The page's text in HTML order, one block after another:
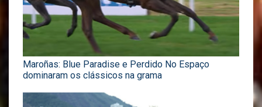
Maroñas: Blue Paradise e Perdido No Espaço
dominaram os clássicos na grama